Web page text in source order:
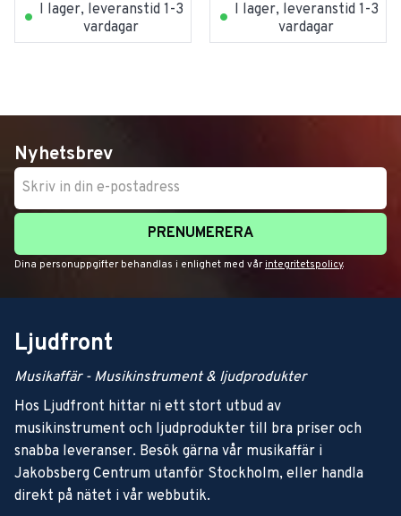
I lager, leveranstid 1-3
vardagar
I lager, leveranstid 1-3
vardagar
Nyhetsbrev
PRENUMERERA
Dina personuppgifter behandlas i enlighet med vår integritetspolicy.
Ljudfront
Musikaffär - Musikinstrument & ljudprodukter
Hos Ljudfront hittar ni ett stort utbud av
musikinstrument och ljudprodukter till bra priser och
snabba leveranser. Besök gärna vår musikaffär i
Jakobsberg Centrum utanför Stockholm, eller handla
direkt på nätet i vår webbutik.